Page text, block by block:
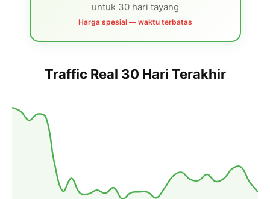
untuk 30 hari tayang
Harga spesial — waktu terbatas
Traffic Real 30 Hari Terakhir